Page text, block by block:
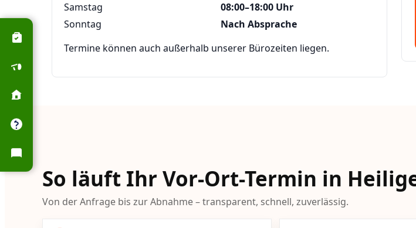
Samstag
08:00–18:00 Uhr
Sonntag
Nach Absprache
Termine können auch außerhalb unserer Bürozeiten liegen.
So läuft Ihr Vor-Ort-Termin in
Von der Anfrage bis zur Abnahme – transparent, schnell, zuverlässig.